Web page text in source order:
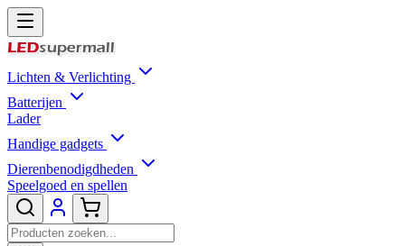
Lichten & Verlichting
Batterijen
Lader
Handige gadgets
Dierenbenodigdheden
Speelgoed en spellen